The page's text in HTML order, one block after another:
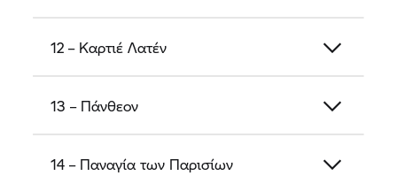
12 – Καρτιέ Λατέν
13 – Πάνθεον
14 – Παναγία των Παρισίων